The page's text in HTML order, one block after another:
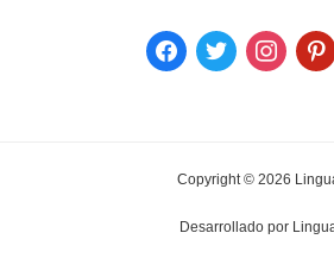
Copyright © 2026
Desarrollado por